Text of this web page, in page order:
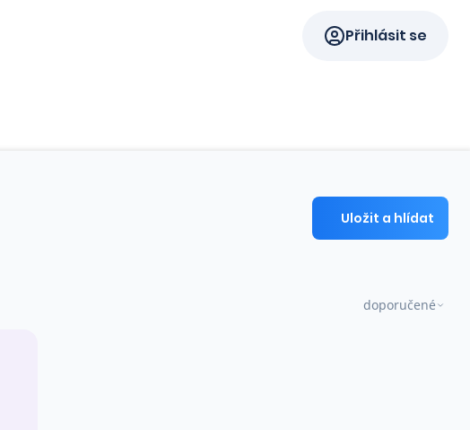
Přihlásit se
Uložit a hlídat
doporučené